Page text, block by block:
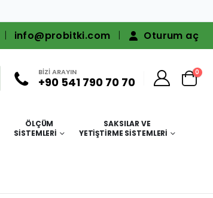
info@probitki.com Oturum aç
BİZİ ARAYIN
+90 541 790 70 70
0
ÖLÇÜM
SISTEMLERI
SAKSILAR VE
YETIŞTIRME SISTEMLERI